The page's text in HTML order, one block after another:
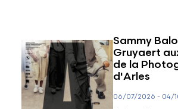
Sammy
Gruyaert
de la
d'Arles
06/07/2026 - 04/